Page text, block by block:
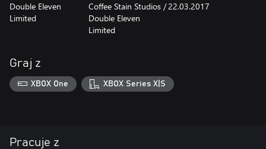
Double Eleven
Limited
Coffee Stain Studios /
Double Eleven
Limited
22.03.2017
Graj z
XBOX One XBOX Series X|S
Pracuje z